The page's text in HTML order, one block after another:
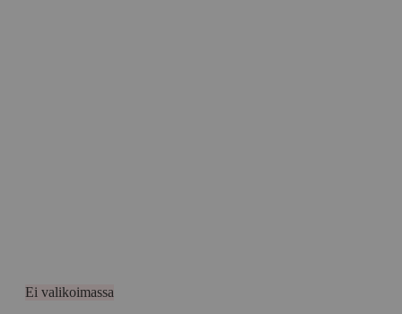
Ei valikoimassa